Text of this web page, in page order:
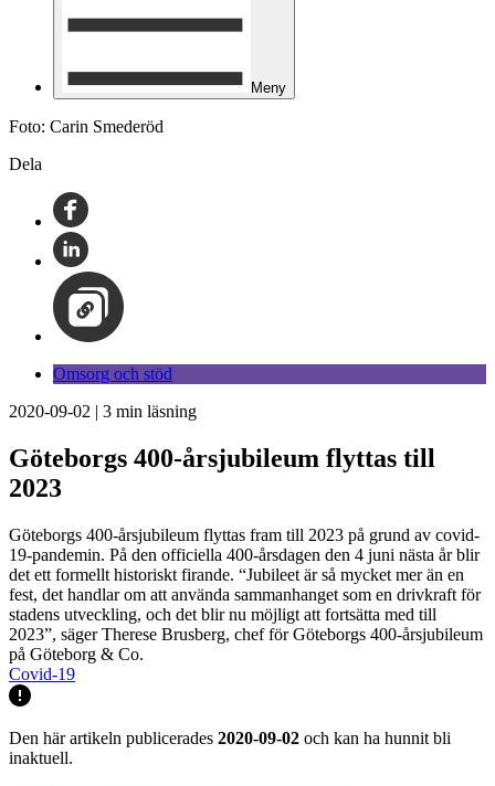
Meny
Foto: Carin Smederöd
Dela
Omsorg och stöd
2020-09-02 | 3 min läsning
Göteborgs 400-årsjubileum flyttas till
2023
Göteborgs 400-årsjubileum flyttas fram till 2023 på grund av covid-
19-pandemin. På den officiella 400-årsdagen den 4 juni nästa år blir
det ett formellt historiskt firande. “Jubileet är så mycket mer än en
fest, det handlar om att använda sammanhanget som en drivkraft för
stadens utveckling, och det blir nu möjligt att fortsätta med till
2023”, säger Therese Brusberg, chef för Göteborgs 400-årsjubileum
på Göteborg & Co.
Covid-19
Den här artikeln publicerades 2020-09-02 och kan ha hunnit bli
inaktuell.